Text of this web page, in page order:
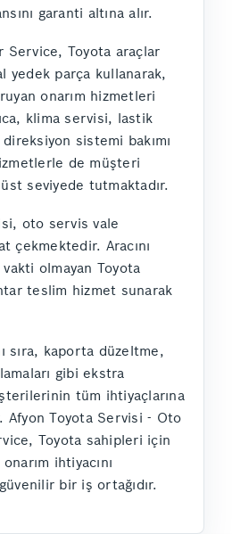
garanti altına alır.
Service, Toyota araçlar
yedek parça kullanarak,
onarım hizmetleri
klima servisi, lastik
sistemi bakımı
de müşteri
seviyede tutmaktadır.
oto servis vale
çekmektedir. Aracını
olmayan Toyota
teslim hizmet sunarak
sıra, kaporta düzeltme,
gibi ekstra
tüm ihtiyaçlarına
Afyon Toyota Servisi - Oto
Toyota sahipleri için
ihtiyacını
bir iş ortağıdır.